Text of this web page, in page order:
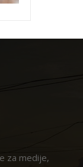
za medije,